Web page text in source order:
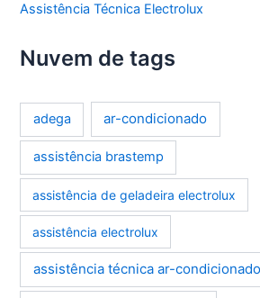
Assistência Técnica Electrolux
Nuvem de tags
adega ar-condicionado
assistência brastemp
assistência de geladeira electrolux
assistência electrolux
assistência técnica ar-